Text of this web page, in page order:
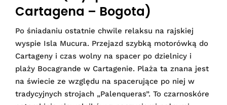
Cartagena – Bogota)
Po śniadaniu ostatnie chwile relaksu na rajskiej
wyspie Isla Mucura. Przejazd szybką motorówką do
Cartageny i czas wolny na spacer po dzielnicy i
plaży Bocagrande w Cartagenie. Plaża ta znana jest
na świecie ze względu na spacerujące po niej w
tradycyjnych strojach „Palenqueras”. To czarnoskóre